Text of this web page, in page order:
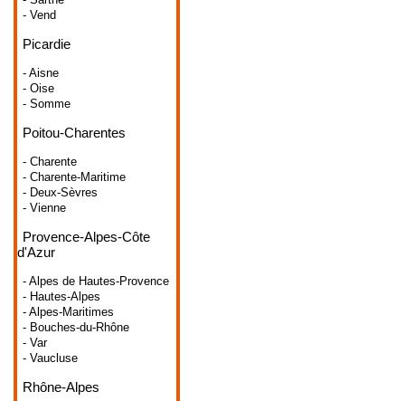
- Vend
Picardie
- Aisne
- Oise
- Somme
Poitou-Charentes
- Charente
- Charente-Maritime
- Deux-Sèvres
- Vienne
Provence-Alpes-Côte
d'Azur
- Alpes de Hautes-Provence
- Hautes-Alpes
- Alpes-Maritimes
- Bouches-du-Rhône
- Var
- Vaucluse
Rhône-Alpes